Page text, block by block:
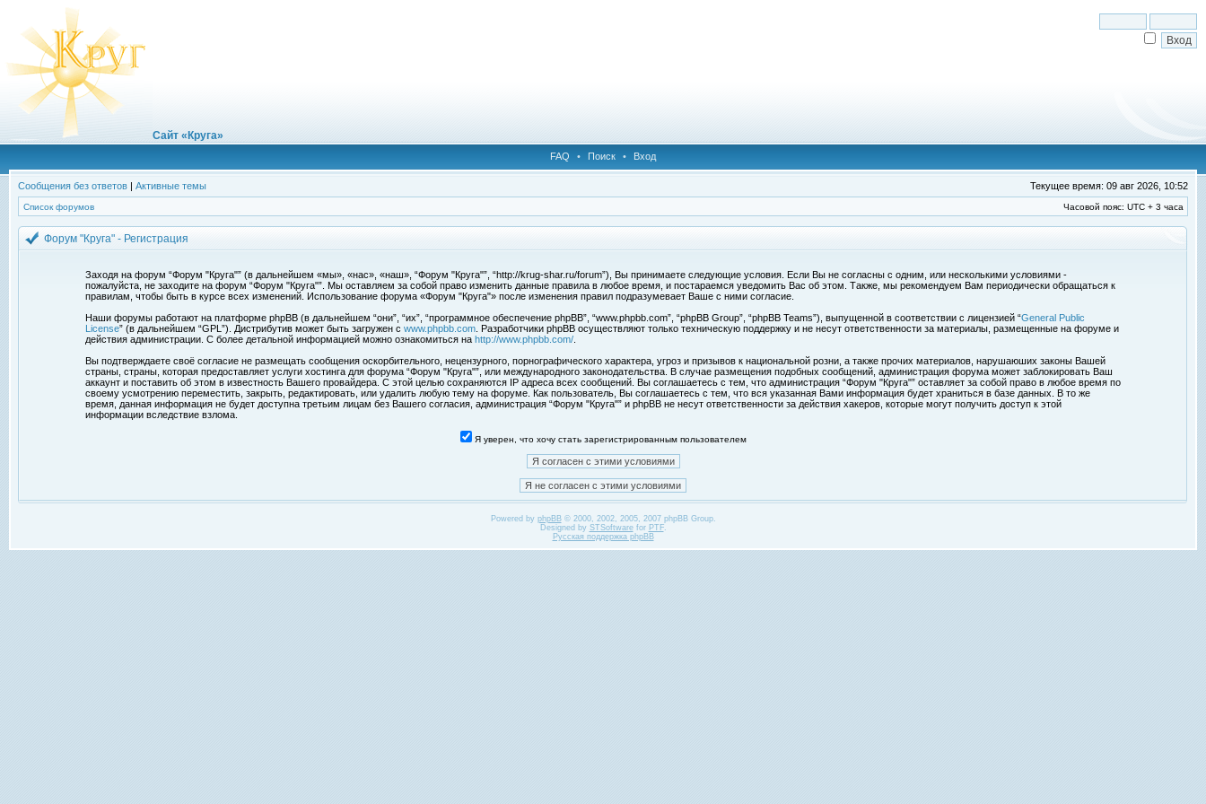
Сайт «Круга»
FAQ • Поиск • Вход
Сообщения без ответов | Активные темы Текущее время: 09 авг 2026, 10:52
Список форумов Часовой пояс: UTC + 3 часа
Форум "Круга" - Регистрация
Заходя на форум “Форум "Круга"” (в дальнейшем «мы», «нас», «наш», “Форум "Круга"”, “http://krug-shar.ru/forum”), Вы принимаете следующие условия. Если Вы не согласны с одним, или несколькими условиями -
пожалуйста, не заходите на форум “Форум "Круга"”. Мы оставляем за собой право изменить данные правила в любое время, и постараемся уведомить Вас об этом. Также, мы рекомендуем Вам периодически обращаться к
правилам, чтобы быть в курсе всех изменений. Использование форума «Форум "Круга"» после изменения правил подразумевает Ваше с ними согласие.
Наши форумы работают на платформе phpBB (в дальнейшем “они”, “их”, “программное обеспечение phpBB”, “www.phpbb.com”, “phpBB Group”, “phpBB Teams”), выпущенной в соответствии с лицензией “General Public
License” (в дальнейшем “GPL”). Дистрибутив может быть загружен с www.phpbb.com . Разработчики phpBB осуществляют только техническую поддержку и не несут ответственности за материалы, размещенные на форуме и
действия администрации. С более детальной информацией можно ознакомиться на http://www.phpbb.com/
Вы подтверждаете своё согласие не размещать сообщения оскорбительного, нецензурного, порнографического характера, угроз и призывов к национальной розни, а также прочих материалов, нарушаюших законы Вашей
страны, страны, которая предоставляет услуги хостинга для форума “Форум "Круга"”, или международного законодательства. В случае размещения подобных сообщений, администрация форума может заблокировать Ваш
аккаунт и поставить об этом в известность Вашего провайдера. С этой целью сохраняются IP адреса всех сообщений. Вы соглашаетесь с тем, что администрация “Форум "Круга"” оставляет за собой право в любое время по
своему усмотрению переместить, закрыть, редактировать, или удалить любую тему на форуме. Как пользователь, Вы соглашаетесь с тем, что вся указанная Вами информация будет храниться в базе данных. В то же
время, данная информация не будет доступна третьим лицам без Вашего согласия, администрация “Форум "Круга"” и phpBB не несут ответственности за действия хакеров, которые могут получить доступ к этой
информации вследствие взлома.
Я уверен, что хочу стать зарегистрированным пользователем
Powered by phpBB© 2000, 2002, 2005, 2007 phpBB Group.
Designed by STSoftwarefor PTF.
Русская поддержка phpBB